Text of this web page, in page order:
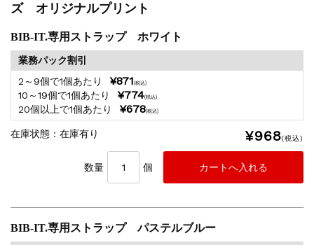
ズ オリジナルプリント
BIB-IT.専用ストラップ ホワイト
業務パック割引
2～9個で1個あたり
¥871(税込)
10～19個で1個あたり ¥774(税込)
20個以上で1個あたり ¥678(税込)
在庫状態 : 在庫有り ¥968(税込)
数量 個
BIB-IT.専用ストラップ パステルブルー